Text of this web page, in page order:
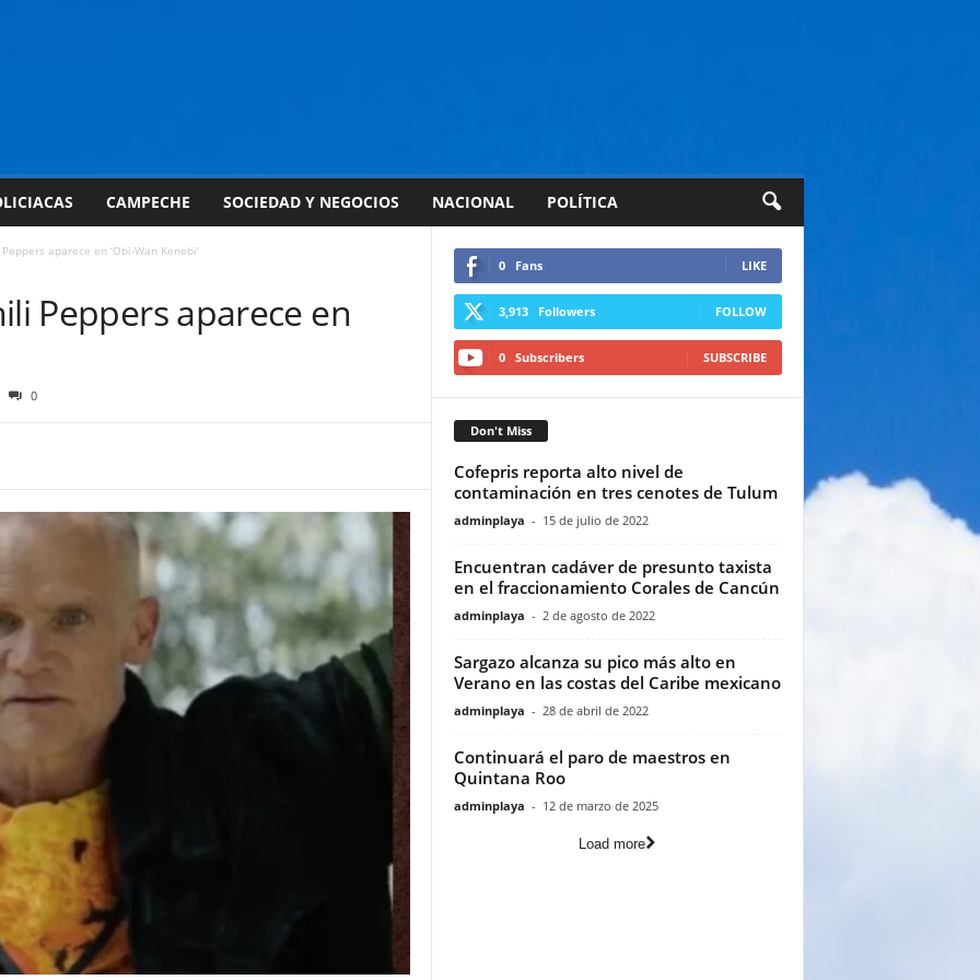
CAMPECHE SOCIEDAD Y NEGOCIOS NACIONAL POLÍTICA
aparece en ‘Obi-Wan Kenobi’
Peppers aparece en
0
0 Fans LIKE
3,913 Followers FOLLOW
0 Subscribers SUBSCRIBE
Don't Miss
Cofepris reporta alto nivel de
contaminación en tres cenotes de Tulum
adminplaya - 15 de julio de 2022
Encuentran cadáver de presunto taxista
en el fraccionamiento Corales de Cancún
adminplaya - 2 de agosto de 2022
Sargazo alcanza su pico más alto en
Verano en las costas del Caribe mexicano
adminplaya - 28 de abril de 2022
Continuará el paro de maestros en
Quintana Roo
adminplaya - 12 de marzo de 2025
Load more